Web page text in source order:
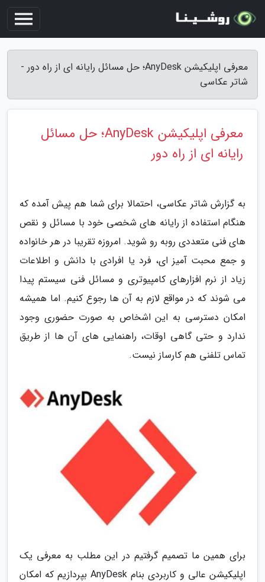
معرفی اپلیکیشن AnyDesk؛ حل مسائل رایانه ای از راه دور -
شاتر عکاسی
معرفی اپلیکیشن AnyDesk؛ حل مسائل
رایانه ای از راه دور
به گزارش شاتر عکاسی، احتمالا برای شما هم پیش آمده که
هنگام استفاده از رایانه های شخصی خود با مسائل و نقص
های فنی متعددی روبه رو شوید. امروزه تقریبا در هر خانواده
و جمع محبت آمیز ای، فرد یا افرادی با دانش و اطلاعات
زیاد از نرم افزارهای کامپیوتری و مسائل فنی سیستم پیدا
می شوند که در مواقع لازم به آن ها رجوع کنیم. اما همیشه
امکان دسترسی به این اشخاص به صورت حضوری وجود
ندارد و حتی گاهی اوقات، راهنمایی های آن ها از طریق
تماس تلفنی هم کارساز نیست.
برای همین ما تصمیم گرفتیم در این مطلب به معرفی یک
اپلیکیشن عالی و کاربردی بنام AnyDesk بپردازیم که امکان